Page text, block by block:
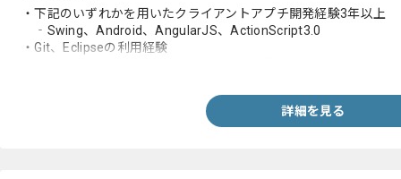
・下記のいずれかを用いたクライアントアプチ開発経験3年以上
‐Swing、Android、AngularJS、ActionScript3.0
・Git、Eclipseの利用経験
詳細を見る